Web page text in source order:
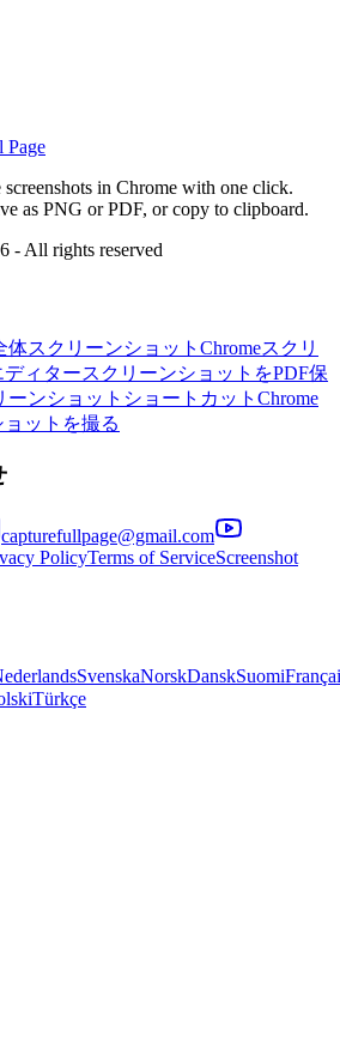
Page
in Chrome with one click.
as PNG or PDF, or copy to clipboard.
- All rights reserved
体スクリーンショット Chromeスクリ
ィタースクリーンショットをPDF保
ーンショットショートカット Chrome
ットを撮る
capturefullpage@gmail.com
PolicyTerms of ServiceScreenshot
SvenskaNorskDanskSuomi
Türkçe